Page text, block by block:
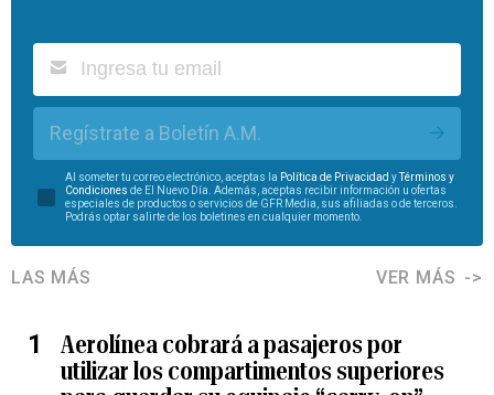
Regístrate a Boletín A.M.
Al someter tu correo electrónico, aceptas la Política de Privacidad yTérminos y
Condiciones de El Nuevo Día. Además, aceptas recibir información u ofertas
especiales de productos o servicios de GFR Media, sus afiliadas o de terceros.
Podrás optar salirte de los boletines en cualquier momento.
LAS MÁS VER MÁS
Aerolínea cobrará a pasajeros por
utilizar los compartimentos superiores